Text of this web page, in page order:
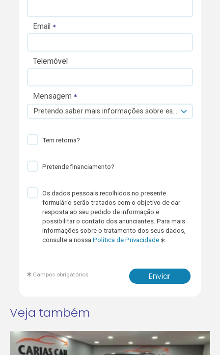
Email
Telemóvel
Mensagem
Pretendo saber mais informações sobre esta viatura.
Tem retoma?
Pretende financiamento?
Os dados pessoais recolhidos no presente
formulário serão tratados com o objetivo de dar
resposta ao seu pedido de informação e
possibilitar o contato dos anunciantes. Para mais
informações sobre o tratamento dos seus dados,
consulte a nossaPolítica de Privacidade
Enviar
Campos obrigatórios
Veja também